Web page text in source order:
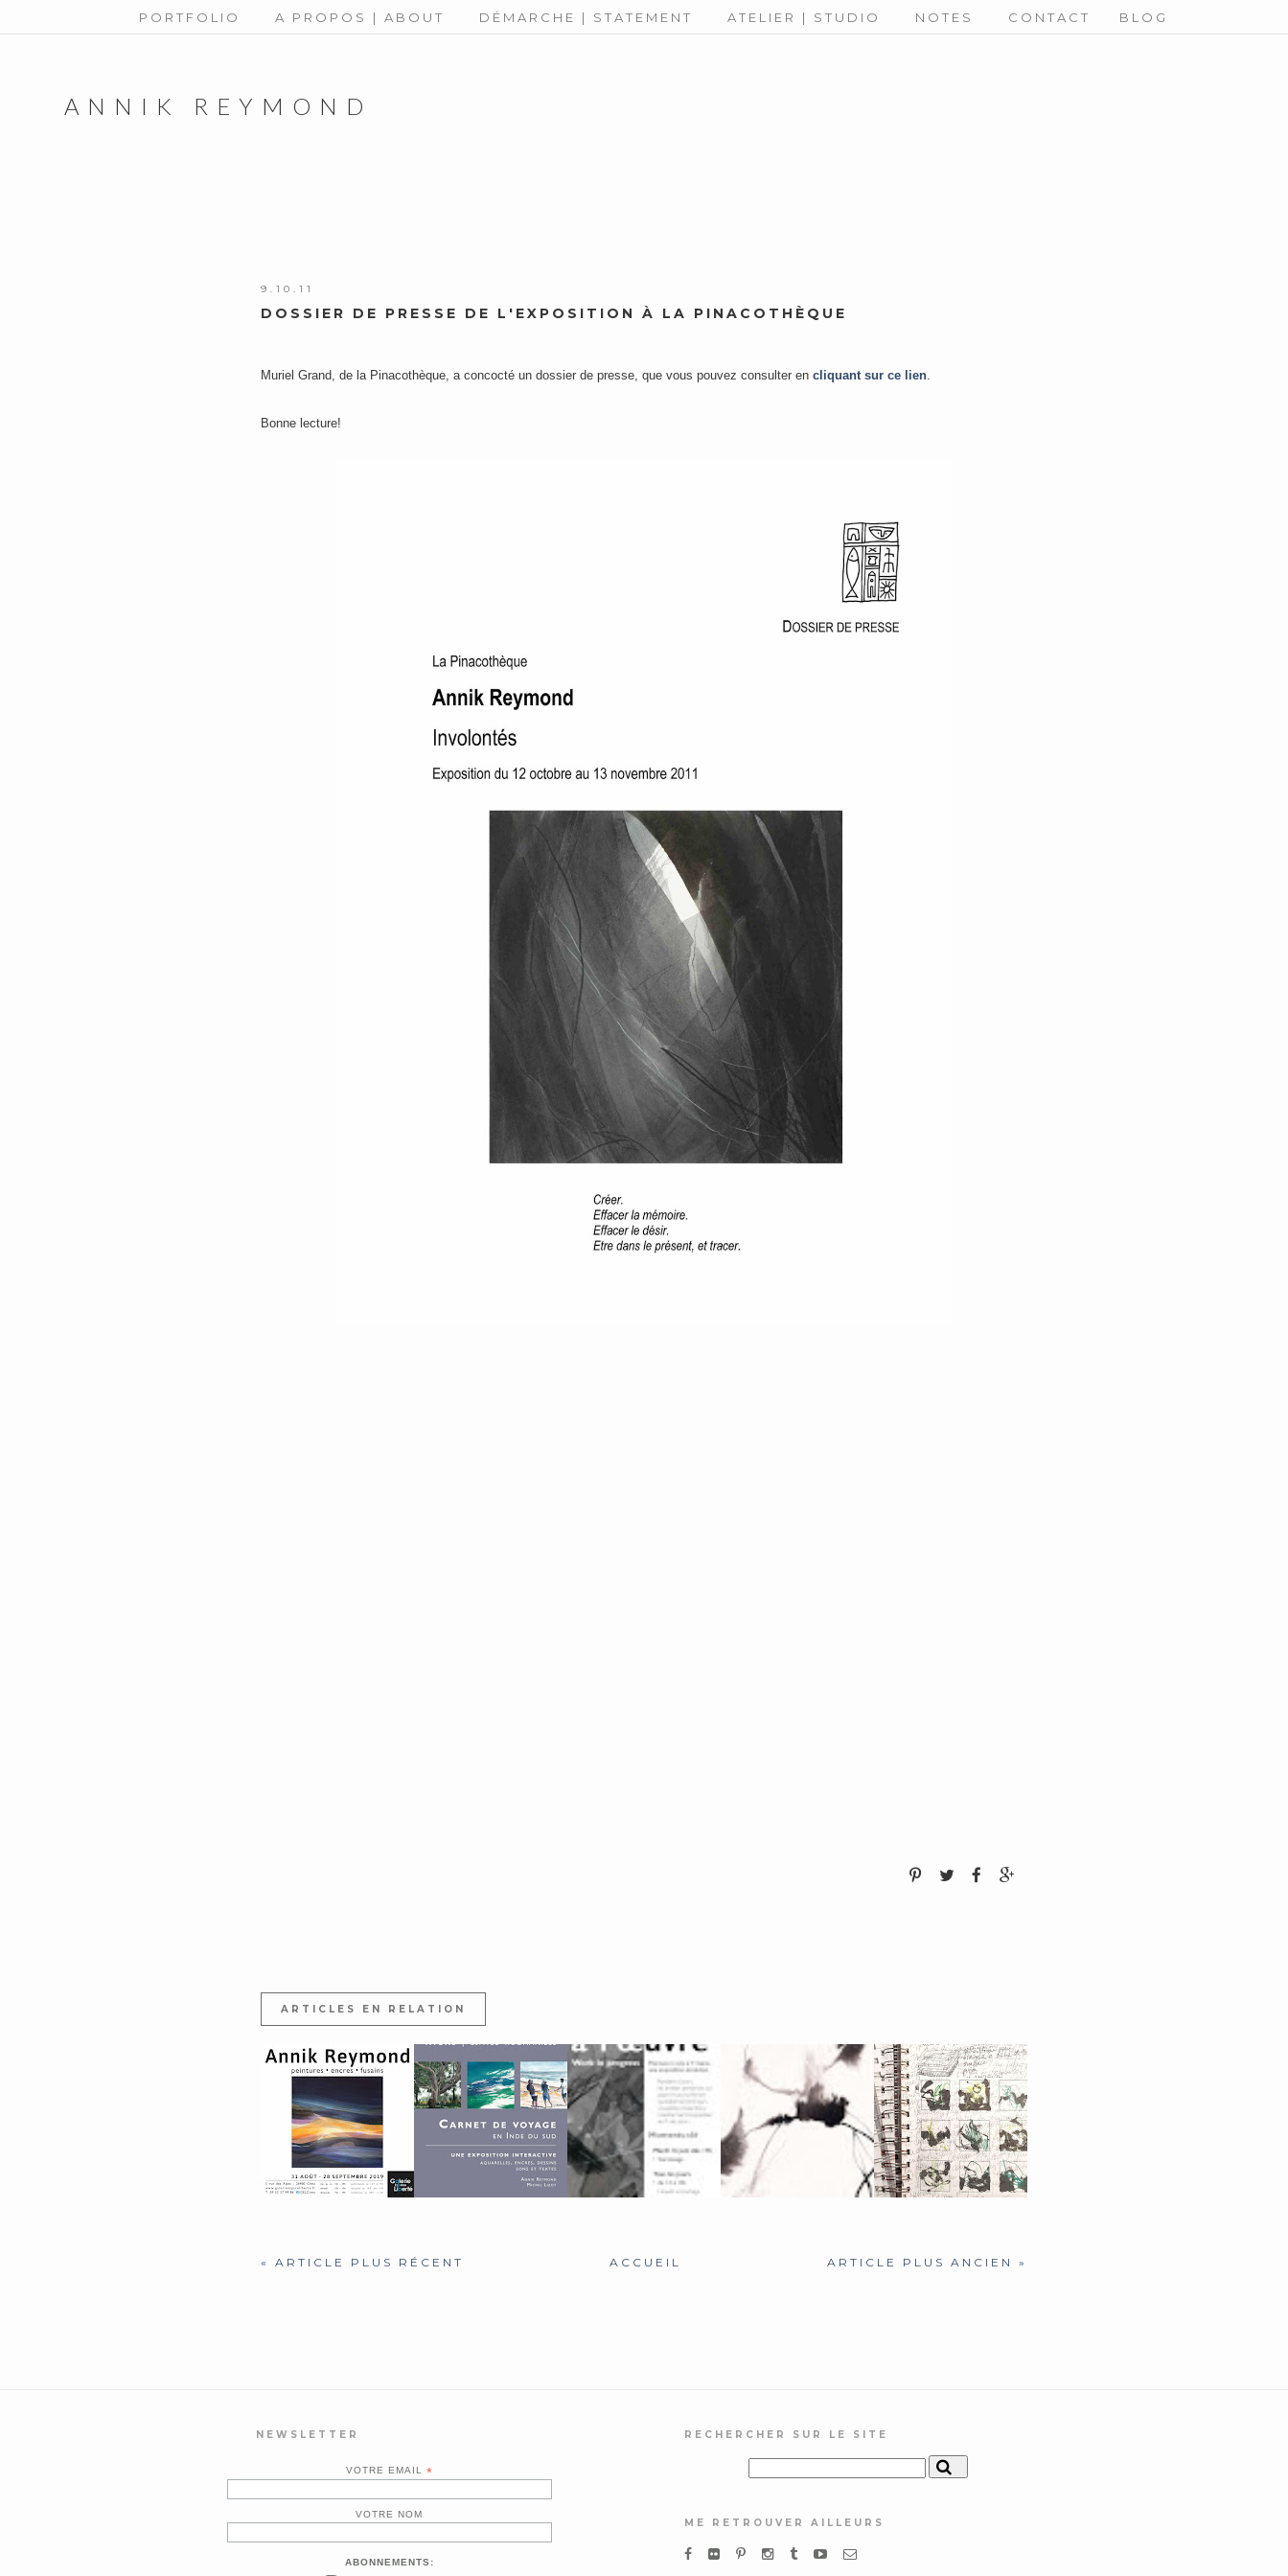
PORTFOLIO A PROPOS | ABOUT DÉMARCHE | STATEMENT ATELIER | STUDIO NOTES CONTACT BLOG
ANNIK REYMOND
9.10.11
DOSSIER DE PRESSE DE L'EXPOSITION À LA PINACOTHÈQUE
Muriel Grand, de la Pinacothèque, a concocté un dossier de presse, que vous pouvez consulter en cliquant sur ce lien.
Bonne lecture!
ARTICLES EN RELATION
GALERIE ESPACE
LIBERTÉ, CREST
INDE DU SUD, L'...
A L'ŒUVRE, TRAVAIL IN
SITU, EXPOSIT...
ATELIERS PORTES
OUVERTES GENÈVE, 21...
BRÈVES D'ATELIER,
PETITES DIGRESSI...
« ARTICLE PLUS RÉCENT ARTICLE PLUS ANCIEN »
ACCUEIL
NEWSLETTER
VOTRE EMAIL *
VOTRE NOM
ABONNEMENTS:
RECHERCHER SUR LE SITE
ME RETROUVER AILLEURS